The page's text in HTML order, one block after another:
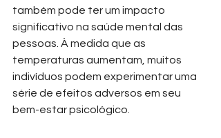
também pode ter um impacto
significativo na saúde mental das
pessoas. À medida que as
temperaturas aumentam, muitos
indivíduos podem experimentar uma
série de efeitos adversos em seu
bem-estar psicológico.